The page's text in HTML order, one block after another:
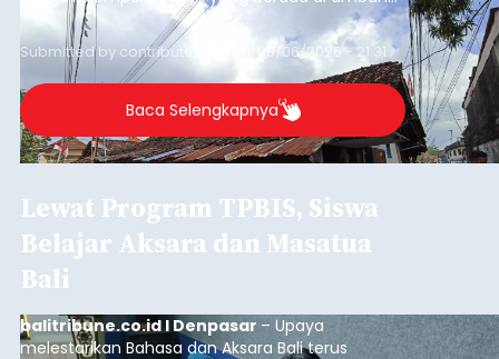
garis kemiskinan. Langkah strategis ini diambil
guna menjaga masyarakat yang berada pada
kelompok desil 5 dan 6 tersebut agar tidak
merosot ke kategori miskin.
Submitted by contributor Thu, 08/06/2026 - 21:31
Baca Selengkapnya
Lewat Program TPBIS, Siswa
Belajar Aksara dan Masatua
Bali
balitribune.co.id I Denpasar – Upaya
melestarikan Bahasa dan Aksara Bali terus